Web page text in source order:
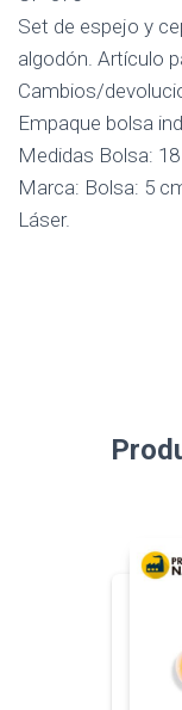
Set de espejo y
algodón. Artículo
Cambios/
Empaque bolsa
Medidas Bolsa:
Marca: Bolsa: 5
Láser.